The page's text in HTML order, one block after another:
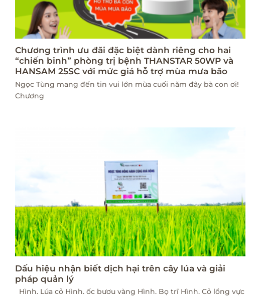
Chương trình ưu đãi đặc biệt dành riêng cho hai
“chiến binh” phòng trị bệnh THANSTAR 50WP và
HANSAM 25SC với mức giá hỗ trợ mùa mưa bão
Ngọc Tùng mang đến tin vui lớn mùa cuối năm đây bà con ơi!
Chương
Dấu hiệu nhận biết dịch hại trên cây lúa và giải
pháp quản lý
Hình. Lúa cỏ Hình. ốc bươu vàng Hình. Bọ trĩ Hình. Cỏ lồng vực